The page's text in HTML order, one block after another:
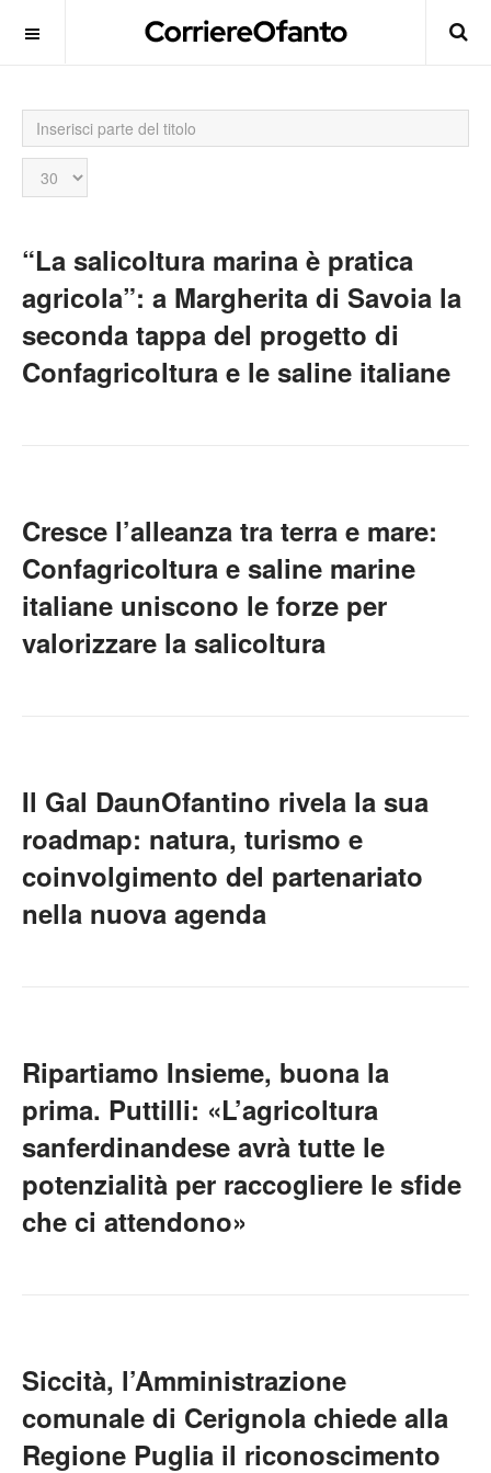
Inserisci
parte
del
titolo
Visualizza
n.
“La salicoltura marina è pratica
agricola”: a Margherita di Savoia la
seconda tappa del progetto di
Confagricoltura e le saline italiane
Cresce l’alleanza tra terra e mare:
Confagricoltura e saline marine
italiane uniscono le forze per
valorizzare la salicoltura
Il Gal DaunOfantino rivela la sua
roadmap: natura, turismo e
coinvolgimento del partenariato
nella nuova agenda
Ripartiamo Insieme, buona la
prima. Puttilli: «L’agricoltura
sanferdinandese avrà tutte le
potenzialità per raccogliere le sfide
che ci attendono»
Siccità, l’Amministrazione
comunale di Cerignola chiede alla
Regione Puglia il riconoscimento